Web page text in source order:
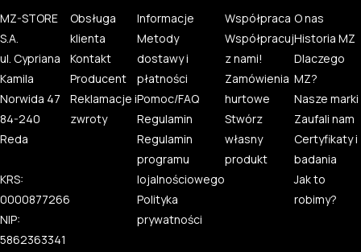
MZ-STORE
S.A.
ul. Cypriana
Kamila
Norwida 47
84-240
Reda
KRS:
0000877266
NIP:
5862363341
Obsługa
klienta
Kontakt
Producent
Reklamacje i
zwroty
Informacje
Metody
dostawy i
płatności
Pomoc/FAQ
Regulamin
Regulamin
programu
lojalnościowego
Polityka
prywatności
Współpraca
Współpracuj
z nami!
Zamówienia
hurtowe
Stwórz
własny
produkt
O nas
Historia MZ
Dlaczego
MZ?
Nasze marki
Zaufali nam
Certyfikaty i
badania
Jak to
robimy?